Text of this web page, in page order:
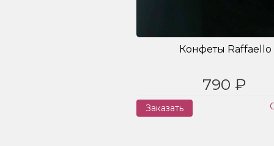
Конфеты Raffaello
790 ₽
Заказать